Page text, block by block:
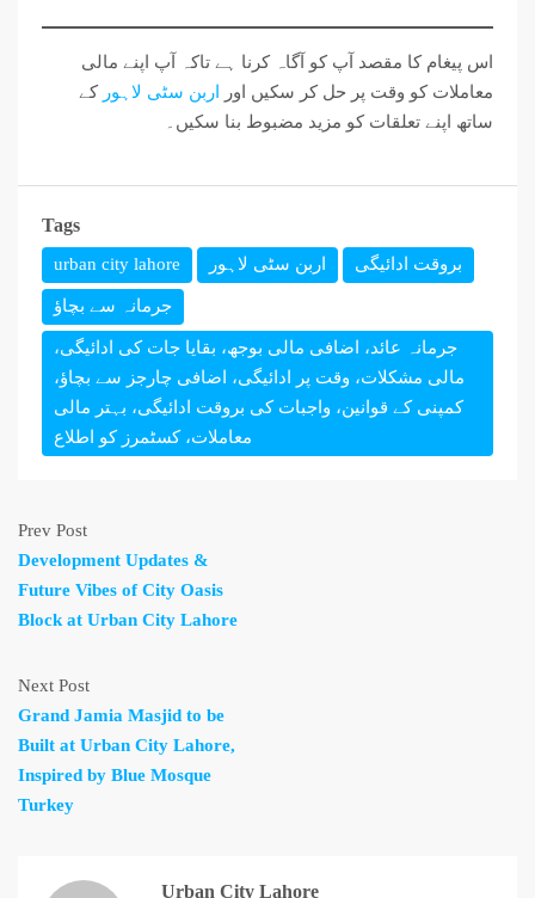
اس پیغام کا مقصد آپ کو آگاہ کرنا ہے تاکہ آپ اپنے مالی
معاملات کو وقت پر حل کر سکیں اور اربن سٹی لاہور کے
ساتھ اپنے تعلقات کو مزید مضبوط بنا سکیں۔
Tags
urban city lahore اربن سٹی لاہور بروقت ادائیگی
جرمانہ سے بچاؤ
جرمانہ عائد، اضافی مالی بوجھ، بقایا جات کی ادائیگی،
مالی مشکلات، وقت پر ادائیگی، اضافی چارجز سے بچاؤ،
کمپنی کے قوانین، واجبات کی بروقت ادائیگی، بہتر مالی
معاملات، کسٹمرز کو اطلاع
Prev Post
Development Updates &
Future Vibes of City Oasis
Block at Urban City Lahore
Next Post
Grand Jamia Masjid to be
Built at Urban City Lahore,
Inspired by Blue Mosque
Turkey
Urban City Lahore